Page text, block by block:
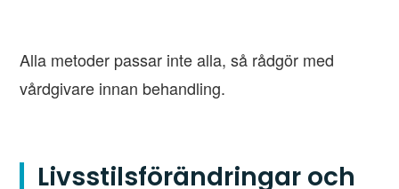
Alla metoder passar inte alla, så rådgör med
vårdgivare innan behandling.
Livsstilsförändringar och